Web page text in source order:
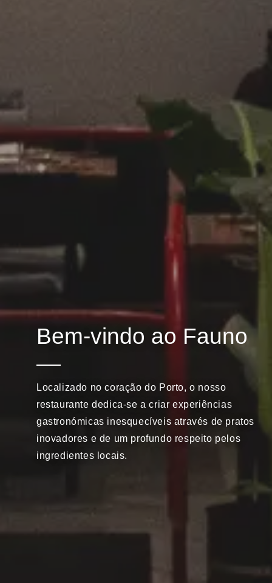
Bem-vindo ao Fauno
Localizado no coração do Porto, o nosso
restaurante dedica-se a criar experiências
gastronómicas inesquecíveis através de pratos
inovadores e de um profundo respeito pelos
ingredientes locais.